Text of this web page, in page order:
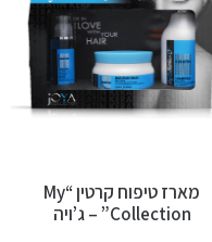
מארז טיפוח קרטין “My
Collection” – ג’ויה